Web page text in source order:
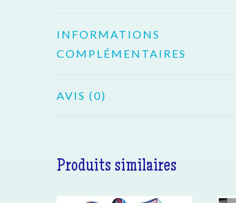
INFORMATIONS
COMPLÉMENTAIRES
AVIS (0)
Produits similaires